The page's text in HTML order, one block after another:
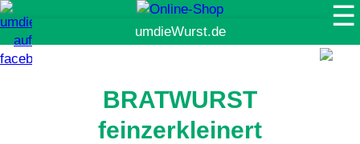
BRATWURST
feinzerkleinert
☰